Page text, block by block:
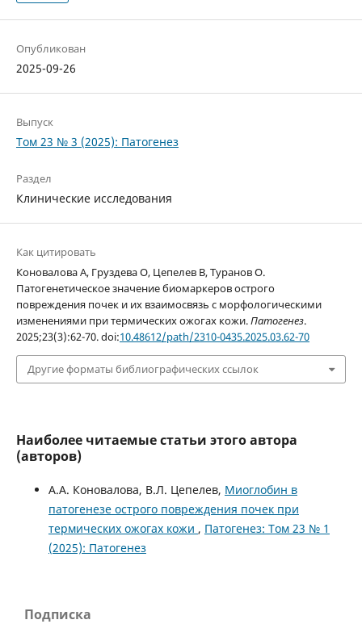
Опубликован
2025-09-26
Выпуск
Том 23 № 3 (2025): Патогенез
Раздел
Клинические исследования
Как цитировать
Коновалова А, Груздева О, Цепелев В, Туранов О.
Патогенетическое значение биомаркеров острого
повреждения почек и их взаимосвязь с морфологическими
изменениями при термических ожогах кожи.Патогенез.
2025;23(3):62-70. doi:10.48612/path/2310-0435.2025.03.62-70
Другие форматы библиографических ссылок
Наиболее читаемые статьи этого автора
(авторов)
А.А. Коновалова, В.Л. Цепелев, Миоглобин в
патогенезе острого повреждения почек при
термических ожогах кожи , Патогенез: Том 23 № 1
(2025): Патогенез
Подписка